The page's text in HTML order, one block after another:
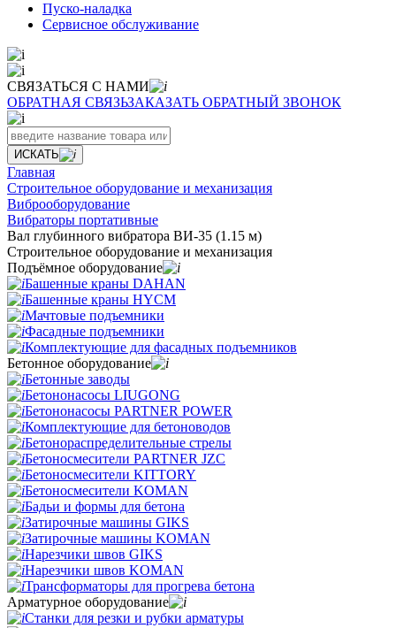
Пуско-наладка
Сервисное обслуживание
СВЯЗАТЬСЯ С НАМИ
ОБРАТНАЯ СВЯЗЬЗАКАЗАТЬ ОБРАТНЫЙ ЗВОНОК
ИСКАТЬ
Главная
Строительное оборудование и механизация
Виброоборудование
Вибраторы портативные
Вал глубинного вибратора ВИ-35 (1.15 м)
Строительное оборудование и механизация
Подъёмное оборудование
Башенные краны DAHAN
Башенные краны HYCM
Мачтовые подъемники
Фасадные подъемники
Комплектующие для фасадных подъемников
Бетонное оборудование
Бетонные заводы
Бетононасосы LIUGONG
Бетононасосы PARTNER POWER
Комплектующие для бетоноводов
Бетонораспределительные стрелы
Бетоносмесители PARTNER JZC
Бетоносмесители KITTORY
Бетоносмесители KOMAN
Бадьи и формы для бетона
Затирочные машины GIKS
Затирочные машины KOMAN
Нарезчики швов GIKS
Нарезчики швов KOMAN
Трансформаторы для прогрева бетона
Арматурное оборудование
Станки для резки и рубки арматуры